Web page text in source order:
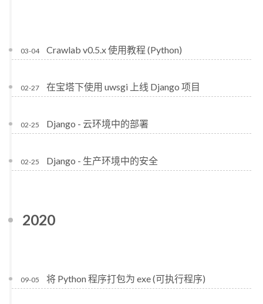
03-04 Crawlab v0.5.x 使用教程 (Python)
02-27 在宝塔下使用 uwsgi 上线 Django 项目
02-25 Django - 云环境中的部署
02-25 Django - 生产环境中的安全
2020
09-05 将 Python 程序打包为 exe (可执行程序)